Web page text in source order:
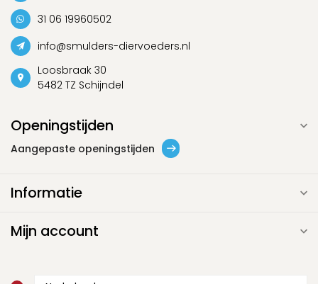
31 06 19960502
info@smulders-diervoeders.nl
Loosbraak 30
5482 TZ Schijndel
Openingstijden
Aangepaste openingstijden
Informatie
Mijn account